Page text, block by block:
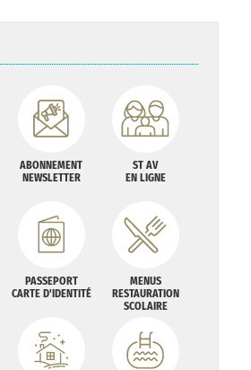
ABONNEMENT
NEWSLETTER
ST AV
EN LIGNE
PASSEPORT
CARTE D'IDENTITÉ
MENUS
RESTAURATION
SCOLAIRE